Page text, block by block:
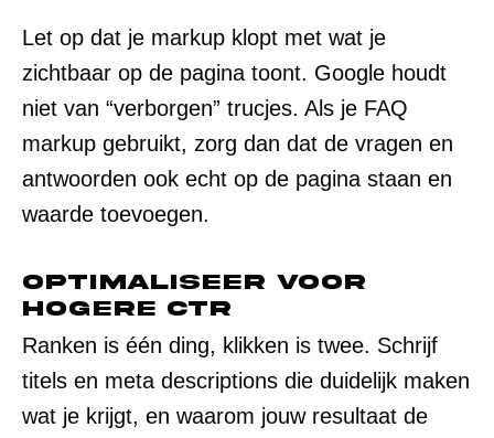
Let op dat je markup klopt met wat je
zichtbaar op de pagina toont. Google houdt
niet van “verborgen” trucjes. Als je FAQ
markup gebruikt, zorg dan dat de vragen en
antwoorden ook echt op de pagina staan en
waarde toevoegen.
Optimaliseer voor
hogere CTR
Ranken is één ding, klikken is twee. Schrijf
titels en meta descriptions die duidelijk maken
wat je krijgt, en waarom jouw resultaat de